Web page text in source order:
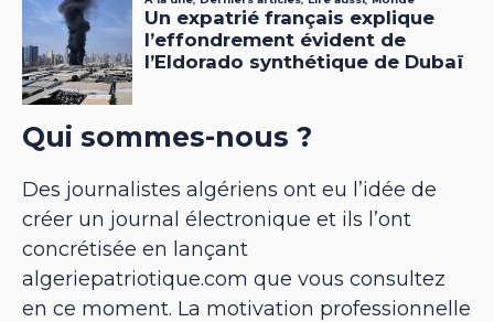
Qui sommes-nous ?
Des journalistes algériens ont eu l’idée de
créer un journal électronique et ils l’ont
concrétisée en lançant
algeriepatriotique.com que vous consultez
en ce moment. La motivation professionnelle